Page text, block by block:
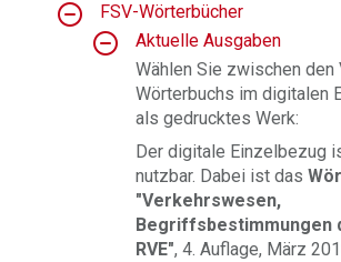
FSV-Wörterbücher
Aktuelle Ausgaben
Wählen Sie zwischen
Wörterbuchs im digitalen
als gedrucktes Werk:
Der digitale Einzelbezug
nutzbar. Dabei ist das
"Verkehrswesen,
Begriffsbestimmungen
RVE", 4. Auflage, März